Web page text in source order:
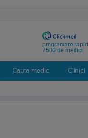
programare
7500 de medici
Cauta medic Clinici